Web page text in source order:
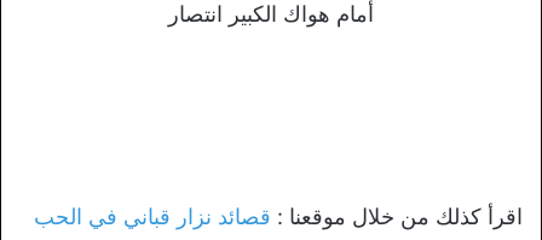
أمام هواك الكبير انتصار
اقرأ كذلك من خلال موقعنا : قصائد نزار قباني في الحب